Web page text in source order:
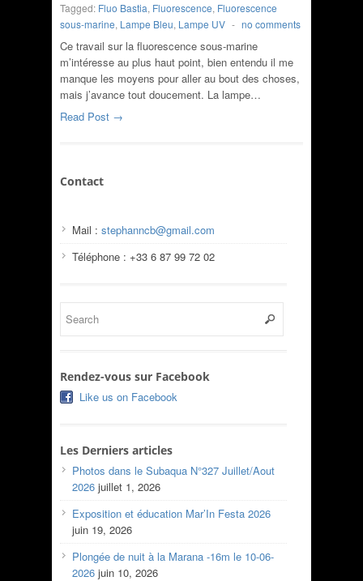
Tagged: Fluo Bastia, Fluorescence, Fluorescence
sous-marine, Lampe Bleu, Lampe UV - no comments
Ce travail sur la fluorescence sous-marine
m’intéresse au plus haut point, bien entendu il me
manque les moyens pour aller au bout des choses,
mais j’avance tout doucement. La lampe…
Read Post →
Contact
Mail : stephanncb@gmail.com
Téléphone : +33 6 87 99 72 02
Rendez-vous sur Facebook
Like us on Facebook
Les Derniers articles
Photos dans le Subaqua N°327 Juillet/Aout
2026 juillet 1, 2026
Exposition et éducation Mar’In Festa 2026
juin 19, 2026
Plongée de nuit à la Marana -16m le 10-06-
2026 juin 10, 2026